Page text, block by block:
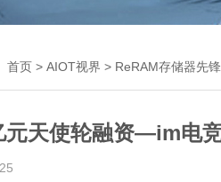
首页 > AIOT视界 > ReRAM存储器先
元天使轮融资—im电